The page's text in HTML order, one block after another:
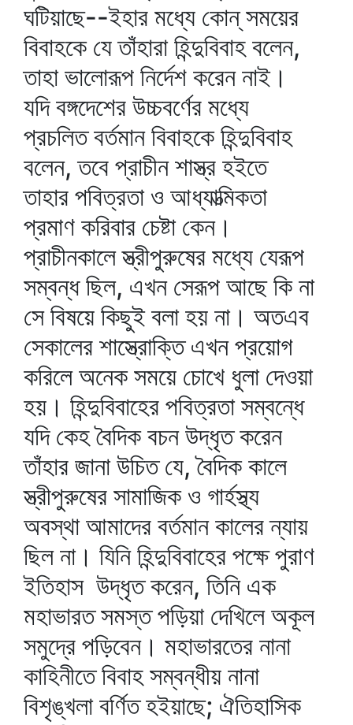
ঘটিয়াছে--ইহার মধ্যে কোন্‌ সময়ের
বিবাহকে যে তাঁহারা হিন্দুবিবাহ বলেন,
তাহা ভালোরূপ নির্দেশ করেন নাই।
যদি বঙ্গদেশের উচ্চবর্ণের মধ্যে
প্রচলিত বর্তমান বিবাহকে হিন্দুবিবাহ
বলেন, তবে প্রাচীন শাস্ত্র হইতে
তাহার পবিত্রতা ও আধ্যাত্মিকতা
প্রমাণ করিবার চেষ্টা কেন।
প্রাচীনকালে স্ত্রীপুরুষের মধ্যে যেরূপ
সম্বন্ধ ছিল, এখন সেরূপ আছে কি না
সে বিষয়ে কিছুই বলা হয় না। অতএব
সেকালের শাস্ত্রোক্তি এখন প্রয়োগ
করিলে অনেক সময়ে চোখে ধুলা দেওয়া
হয়। হিন্দুবিবাহের পবিত্রতা সম্বন্ধে
যদি কেহ বৈদিক বচন উদ্‌ধৃত করেন
তাঁহার জানা উচিত যে, বৈদিক কালে
স্ত্রীপুরুষের সামাজিক ও গার্হস্থ্য
অবস্থা আমাদের বর্তমান কালের ন্যায়
ছিল না। যিনি হিন্দুবিবাহের পক্ষে পুরাণ
ইতিহাস উদ্‌ধৃত করেন, তিনি এক
মহাভারত সমস্ত পড়িয়া দেখিলে অকূল
সমুদ্রে পড়িবেন। মহাভারতের নানা
কাহিনীতে বিবাহ সম্বন্ধীয় নানা
বিশৃঙ্খলা বর্ণিত হইয়াছে; ঐতিহাসিক